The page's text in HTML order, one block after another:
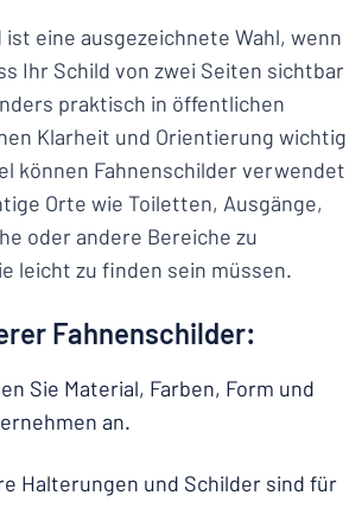
ist eine ausgezeichnete Wahl, wenn
Ihr Schild von zwei Seiten sichtbar
praktisch in öffentlichen
Klarheit und Orientierung wichtig
können Fahnenschilder verwendet
Orte wie Toiletten, Ausgänge,
oder andere Bereiche zu
leicht zu finden sein müssen.
Fahnenschilder:
Sie Material, Farben, Form und
an.
Halterungen und Schilder sind für